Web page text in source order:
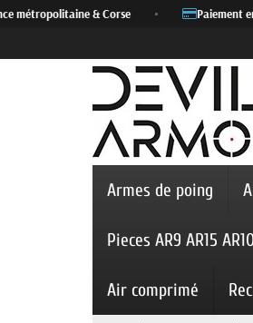
métropolitaine & Corse Paiement en
Armes de poing
Pieces AR9 AR15 AR10
Air comprimé